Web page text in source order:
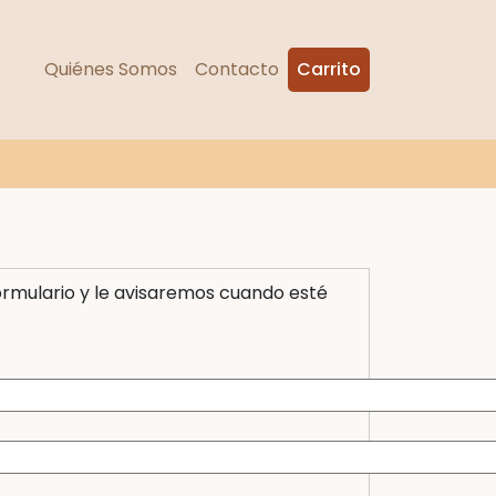
Quiénes Somos Contacto Carrito
y le avisaremos cuando esté